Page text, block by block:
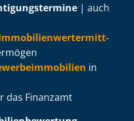
| auch
in
das Finanzamt